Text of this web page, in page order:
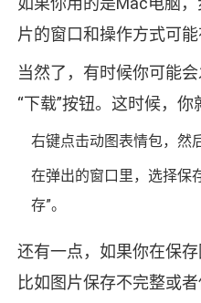
片的窗口和操作方式可能
当然了，有时候你可能
“下载”按钮。这时候，你
右键点击动图表情包，然
在弹出的窗口里，选择保
存”。
还有一点，如果你在保存
比如图片保存不完整或